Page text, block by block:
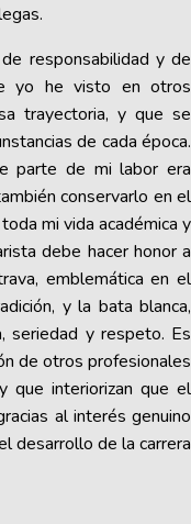
responsabilidad y de
yo he visto en otros
trayectoria, y que se
de cada época.
parte de mi labor era
conservarlo en el
mi vida académica y
debe hacer honor a
emblemática en el
y la bata blanca,
seriedad y respeto. Es
de otros profesionales
que interiorizan que el
al interés genuino
desarrollo de la carrera